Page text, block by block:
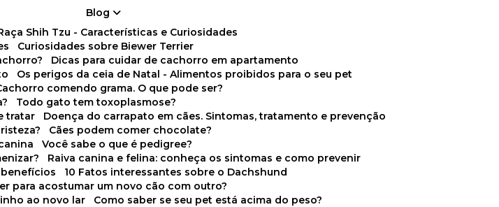
Blog
Raça Shih Tzu - Características e Curiosidades
Curiosidades sobre Biewer Terrier
Dicas para cuidar de cachorro em apartamento
Os perigos da ceia de Natal - Alimentos proibidos para o seu pet
Cachorro comendo grama. O que pode ser?
Todo gato tem toxoplasmose?
tratar
Doença do carrapato em cães. Sintomas, tratamento e prevenção
Cães podem comer chocolate?
Você sabe o que é pedigree?
Raiva canina e felina: conheça os sintomas e como prevenir
benefícios
10 Fatos interessantes sobre o Dachshund
para acostumar um novo cão com outro?
ao novo lar
Como saber se seu pet está acima do peso?